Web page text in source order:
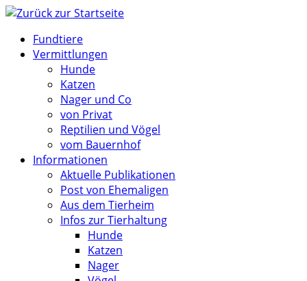
Zum
springenFundtiere
Vermittlungen
Hunde
Katzen
Nager und Co
von Privat
Reptilien und Vögel
vom Bauernhof
Informationen
Aktuelle Publikationen
Post von Ehemaligen
Aus dem Tierheim
Infos zur Tierhaltung
Hunde
Katzen
Nager